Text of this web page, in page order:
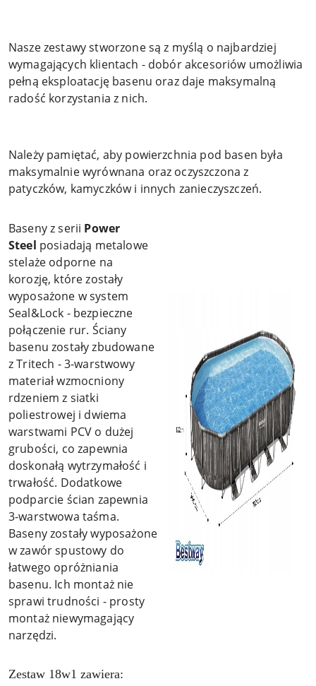
Nasze zestawy stworzone są z myślą o najbardziej
wymagających klientach - dobór akcesoriów umożliwia
pełną eksploatację basenu oraz daje maksymalną
radość korzystania z nich.
Należy pamiętać, aby powierzchnia pod basen była
maksymalnie wyrównana oraz oczyszczona z
patyczków, kamyczków i innych zanieczyszczeń.
Baseny z serii Power
Steel posiadają metalowe
stelaże odporne na
korozję, które zostały
wyposażone w system
Seal&Lock - bezpieczne
połączenie rur. Ściany
basenu zostały zbudowane
z Tritech - 3-warstwowy
materiał wzmocniony
rdzeniem z siatki
poliestrowej i dwiema
warstwami PCV o dużej
grubości, co zapewnia
doskonałą wytrzymałość i
trwałość. Dodatkowe
podparcie ścian zapewnia
3-warstwowa taśma.
Baseny zostały wyposażone
w zawór spustowy do
łatwego opróżniania
basenu. Ich montaż nie
sprawi trudności - prosty
montaż niewymagający
narzędzi.
Zestaw 18w1 zawiera: